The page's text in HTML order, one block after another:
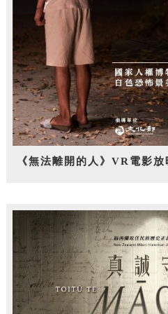
《無法離開的人》VR電影放